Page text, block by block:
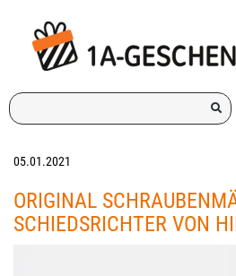
Hauptinhalt
springen
Ich
suche
Geschenk
05.01.2021
ORIGINAL
SCHIEDSRICHTER VON